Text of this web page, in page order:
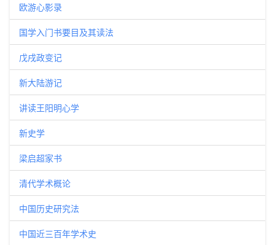
欧游心影录
国学入门书要目及其读法
戊戌政变记
新大陆游记
讲读王阳明心学
新史学
梁启超家书
清代学术概论
中国历史研究法
中国近三百年学术史